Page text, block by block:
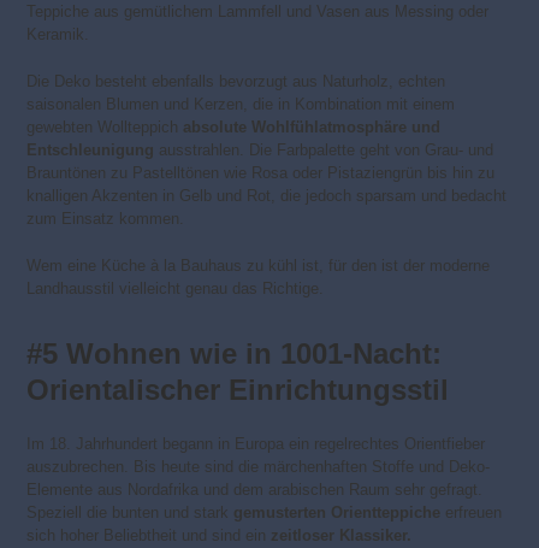
Teppiche aus gemütlichem Lammfell und Vasen aus Messing oder
Keramik.
Die Deko besteht ebenfalls bevorzugt aus Naturholz, echten
saisonalen Blumen und Kerzen, die in Kombination mit einem
gewebten Wollteppich absolute Wohlfühlatmosphäre und
Entschleunigung ausstrahlen. Die Farbpalette geht von Grau- und
Brauntönen zu Pastelltönen wie Rosa oder Pistaziengrün bis hin zu
knalligen Akzenten in Gelb und Rot, die jedoch sparsam und bedacht
zum Einsatz kommen.
Wem eine Küche à la Bauhaus zu kühl ist, für den ist der moderne
Landhausstil vielleicht genau das Richtige.
#5 Wohnen wie in 1001-Nacht:
Orientalischer Einrichtungsstil
Im 18. Jahrhundert begann in Europa ein regelrechtes Orientfieber
auszubrechen. Bis heute sind die märchenhaften Stoffe und Deko-
Elemente aus Nordafrika und dem arabischen Raum sehr gefragt.
Speziell die bunten und stark gemusterten Orientteppiche erfreuen
sich hoher Beliebtheit und sind ein zeitloser Klassiker.